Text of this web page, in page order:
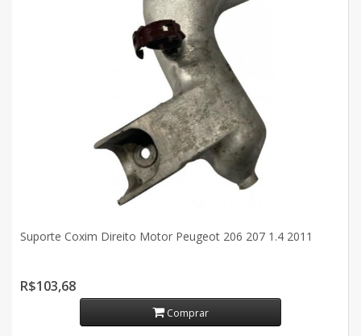
Suporte Coxim Direito Motor Peugeot 206 207 1.4 2011
R$103,68
Comprar